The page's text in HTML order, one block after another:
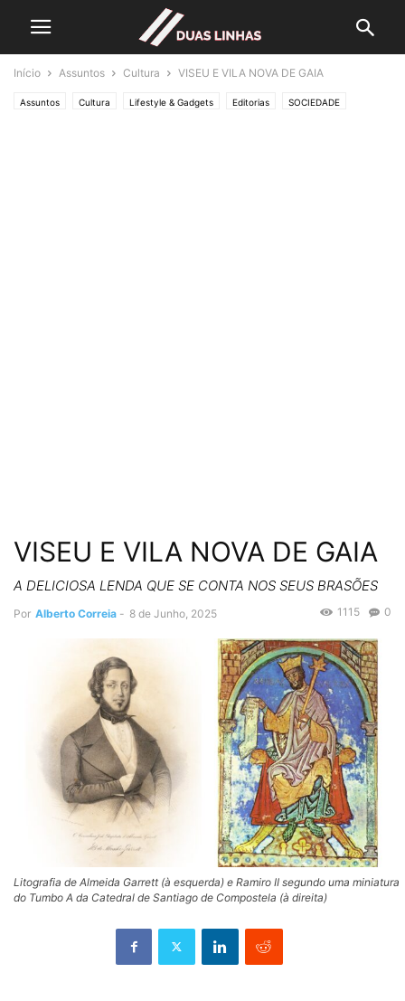
Início Assuntos Cultura VISEU E VILA NOVA DE GAIA
Assuntos Cultura Lifestyle & Gadgets Editorias SOCIEDADE
VISEU E VILA NOVA DE GAIA
A DELICIOSA LENDA QUE SE CONTA NOS SEUS BRASÕES
Por Alberto Correia - 8 de Junho, 2025 0
1115
Litografia de Almeida Garrett (à esquerda) e Ramiro II segundo uma miniatura
do Tumbo A da Catedral de Santiago de Compostela (à direita)